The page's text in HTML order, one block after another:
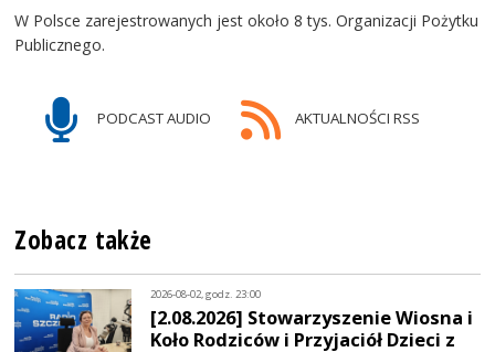
W Polsce zarejestrowanych jest około 8 tys. Organizacji Pożytku
Publicznego.
PODCAST AUDIO AKTUALNOŚCI RSS
Zobacz także
2026-08-02, godz. 23:00
[2.08.2026] Stowarzyszenie Wiosna i
Koło Rodziców i Przyjaciół Dzieci z